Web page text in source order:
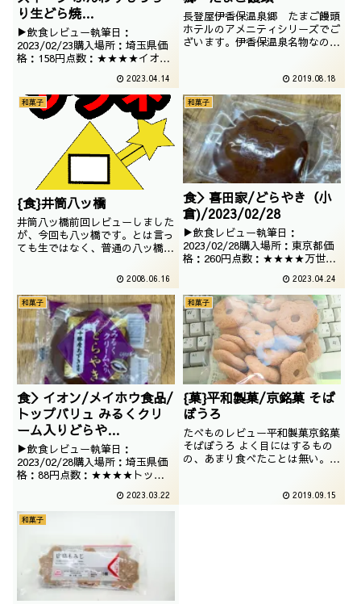
り生どら焼
き/4902751807784/2023
/02/23
▶飲食レビュー執筆日：
2023/02/23購入場所：埼玉県価
格：158円点数：★★★★イオン
す。こちらはあんバターではな
く、ホイップあんこでございま
す。美味しそうですね。
2023.04.14
長登屋伊香保温泉郷 たまご饅頭
ホテルのアメニティシリーズでご
ざいます。伊香保温泉名物なのか
2019.08.18
和菓子
{食}井筒八ッ橋
井筒八ッ橋前回レビューしました
が、今回も八ッ橋です。とは言っ
ても生ではなく、普通の八ッ橋で
2008.06.16
和菓子
食＞喜田家/どらやき（小
倉)/2023/02/28
▶飲食レビュー執筆日：
2023/02/28購入場所：東京都価
格：260円点数：★★★★万世の
です。牛の顔がキュートでござい
ますが、肉の万世とはあんまり関
係ないアイテムですね。
2023.04.24
和菓子
食＞イオン/メイホウ食品/
トップバリュ みるくクリ
ーム入りどらや
き/4549414215649/2023
/02/28
▶飲食レビュー執筆日：
2023/02/28購入場所：埼玉県価
格：88円点数：★★★★トップ
ーではなくミルククリームです
が、はたして、どんな味わいなの
でしょうか。
2023.03.22
和菓子
{菓}平和製菓/京銘菓 そば
ぼうろ
たべものレビュー平和製菓京銘菓
そばぼうろ よく目にはするもの
の、あまり食べたことは無い。そ
2019.09.15
和菓子